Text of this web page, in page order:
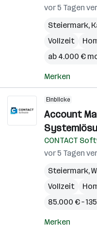
vor 5 Tagen
Steiermark,
Vollzeit
ab 4.000 €
Merken
Einblicke
Account
CONTACT
vor 5 Tagen
Steiermark,
Vollzeit
85.000 € –
Merken